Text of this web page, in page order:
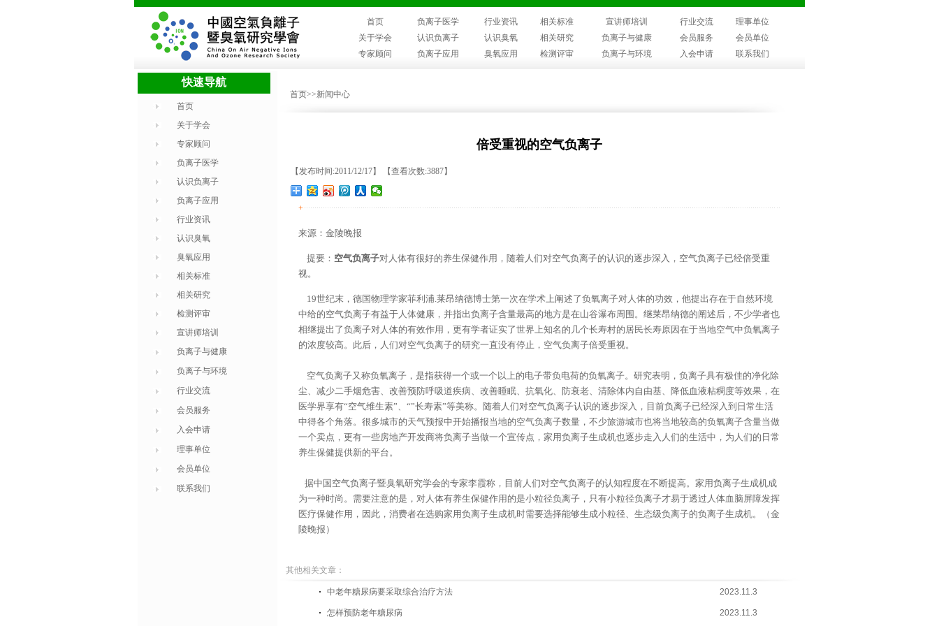
首页 负离子医学 行业资讯 相关标准 宣讲师培训 行业交流
理事单位
关于学会
认识负离子 认识臭氧 相关研究 负离子与健康 会员服务
会员单位
专家顾问
负离子应用 臭氧应用 检测评审 负离子与环境 入会申请 联系我们
快速导航
首页
关于学会
专家顾问
负离子医学
认识负离子
负离子应用
行业资讯
认识臭氧
臭氧应用
相关标准
相关研究
检测评审
宣讲师培训
负离子与健康
负离子与环境
行业交流
会员服务
入会申请
理事单位
会员单位
联系我们
首页>>新闻中心
倍受重视的空气负离子
【发布时间:2011/12/17】 【查看次数:3887】
+
来源：金陵晚报
提要： 空气负离子对人体有很好的养生保健作用，随着人们对空气负离子的认识的逐步深入，空气负离子已经倍受重
视。
19世纪末，德国物理学家菲利浦.莱昂纳德博士第一次在学术上阐述了负氧离子对人体的功效，他提出存在于自然环境
中给的空气负离子有益于人体健康，并指出负离子含量最高的地方是在山谷瀑布周围。继莱昂纳德的阐述后，不少学者也
相继提出了负离子对人体的有效作用，更有学者证实了世界上知名的几个长寿村的居民长寿原因在于当地空气中负氧离子
的浓度较高。此后，人们对空气负离子的研究一直没有停止，空气负离子倍受重视。
空气负离子又称负氧离子，是指获得一个或一个以上的电子带负电荷的负氧离子。研究表明，负离子具有极佳的净化除
尘、减少二手烟危害、改善预防呼吸道疾病、改善睡眠、抗氧化、防衰老、清除体内自由基、降低血液粘稠度等效果，在
医学界享有“空气维生素”、“”长寿素”等美称。随着人们对空气负离子认识的逐步深入，目前负离子已经深入到日常生活
中得各个角落。很多城市的天气预报中开始播报当地的空气负离子数量，不少旅游城市也将当地较高的负氧离子含量当做
一个卖点，更有一些房地产开发商将负离子当做一个宣传点，家用负离子生成机也逐步走入人们的生活中，为人们的日常
养生保健提供新的平台。
据中国空气负离子暨臭氧研究学会的专家李霞称，目前人们对空气负离子的认知程度在不断提高。家用负离子生成机成
为一种时尚。需要注意的是，对人体有养生保健作用的是小粒径负离子，只有小粒径负离子才易于透过人体血脑屏障发挥
医疗保健作用，因此，消费者在选购家用负离子生成机时需要选择能够生成小粒径、生态级负离子的负离子生成机。（金
陵晚报）
其他相关文章：
中老年糖尿病要采取综合治疗方法 2023.11.3
怎样预防老年糖尿病 2023.11.3